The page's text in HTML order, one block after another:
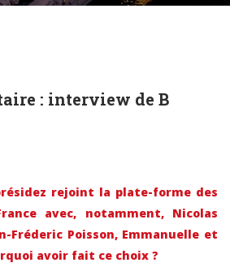
: interview de B
rejoint la plate-forme des
avec, notamment, Nicolas
Fréderic Poisson, Emmanuelle et
avoir fait ce choix ?